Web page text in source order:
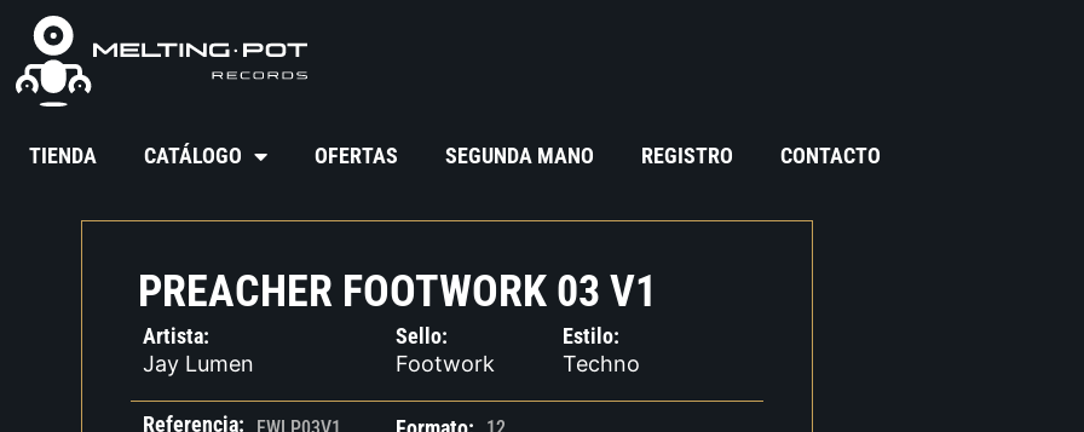
TIENDA CATÁLOGO OFERTAS SEGUNDA MANO REGISTRO CONTACTO
PREACHER FOOTWORK 03 V1
Artista:
Jay Lumen
Sello:
Footwork
Estilo:
Techno
Referencia: